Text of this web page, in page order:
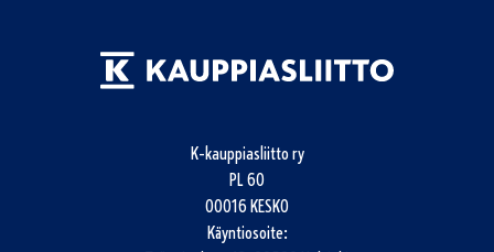
K-kauppiasliitto ry
PL 60
00016 KESKO
Käyntiosoite: